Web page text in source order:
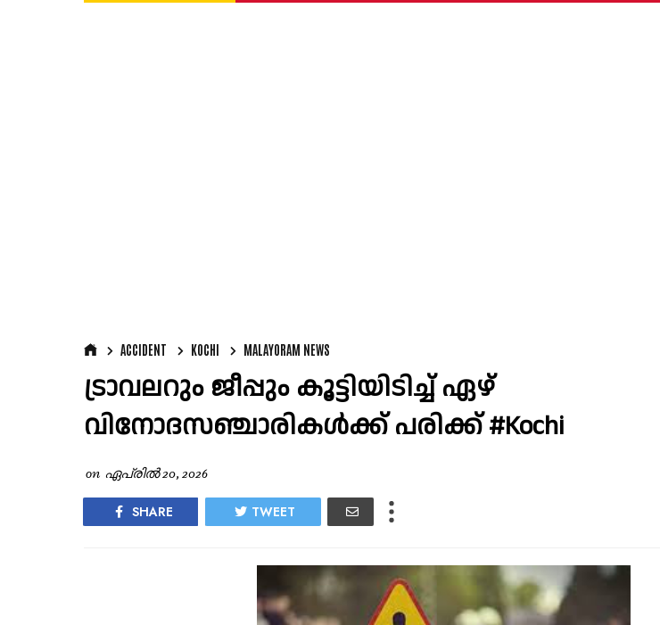
ACCIDENT KOCHI MALAYORAM NEWS
ട്രാവലറും ജീപ്പും കൂട്ടിയിടിച്ച് ഏഴ്
വിനോദസഞ്ചാരികൾക്ക് പരിക്ക് #Kochi
on ഏപ്രിൽ 20, 2026
SHARE TWEET